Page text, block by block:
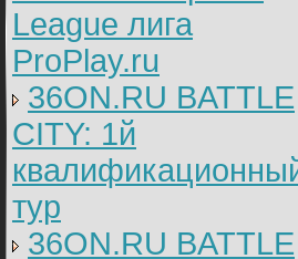
League лига
ProPlay.ru
36ON.RU BATTLE
CITY: 1й
тур
36ON.RU BATTLE